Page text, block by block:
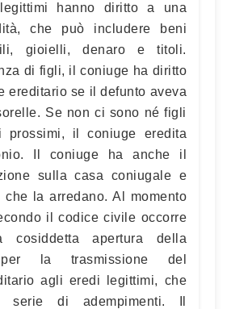
hanno diritto a una
che può includere beni
gioielli, denaro e titoli.
di figli, il coniuge ha diritto
ereditario se il defunto aveva
Se non ci sono né figli
prossimi, il coniuge eredita
Il coniuge ha anche il
sulla casa coniugale e
che la arredano. Al momento
il codice civile occorre
cosiddetta apertura della
per la trasmissione del
agli eredi legittimi, che
serie di adempimenti. Il